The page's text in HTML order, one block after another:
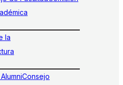
la
Consejo